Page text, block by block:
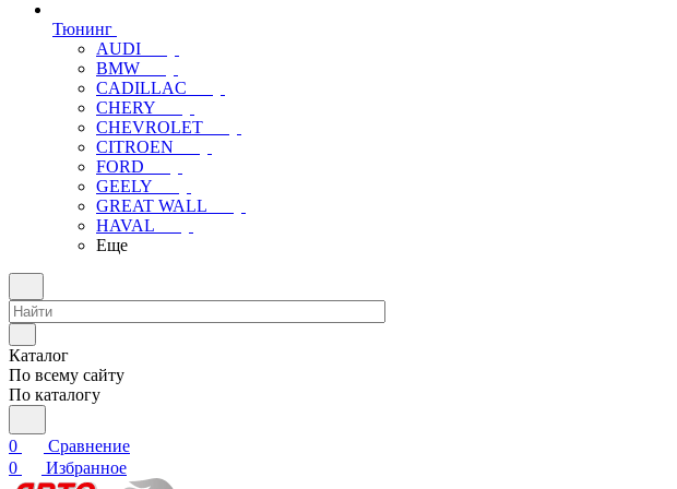
Тюнинг
AUDI
BMW
CADILLAC
CHERY
CHEVROLET
CITROEN
FORD
GEELY
GREAT WALL
HAVAL
Еще
Каталог
По всему сайту
По каталогу
0
Сравнение
0
Избранное